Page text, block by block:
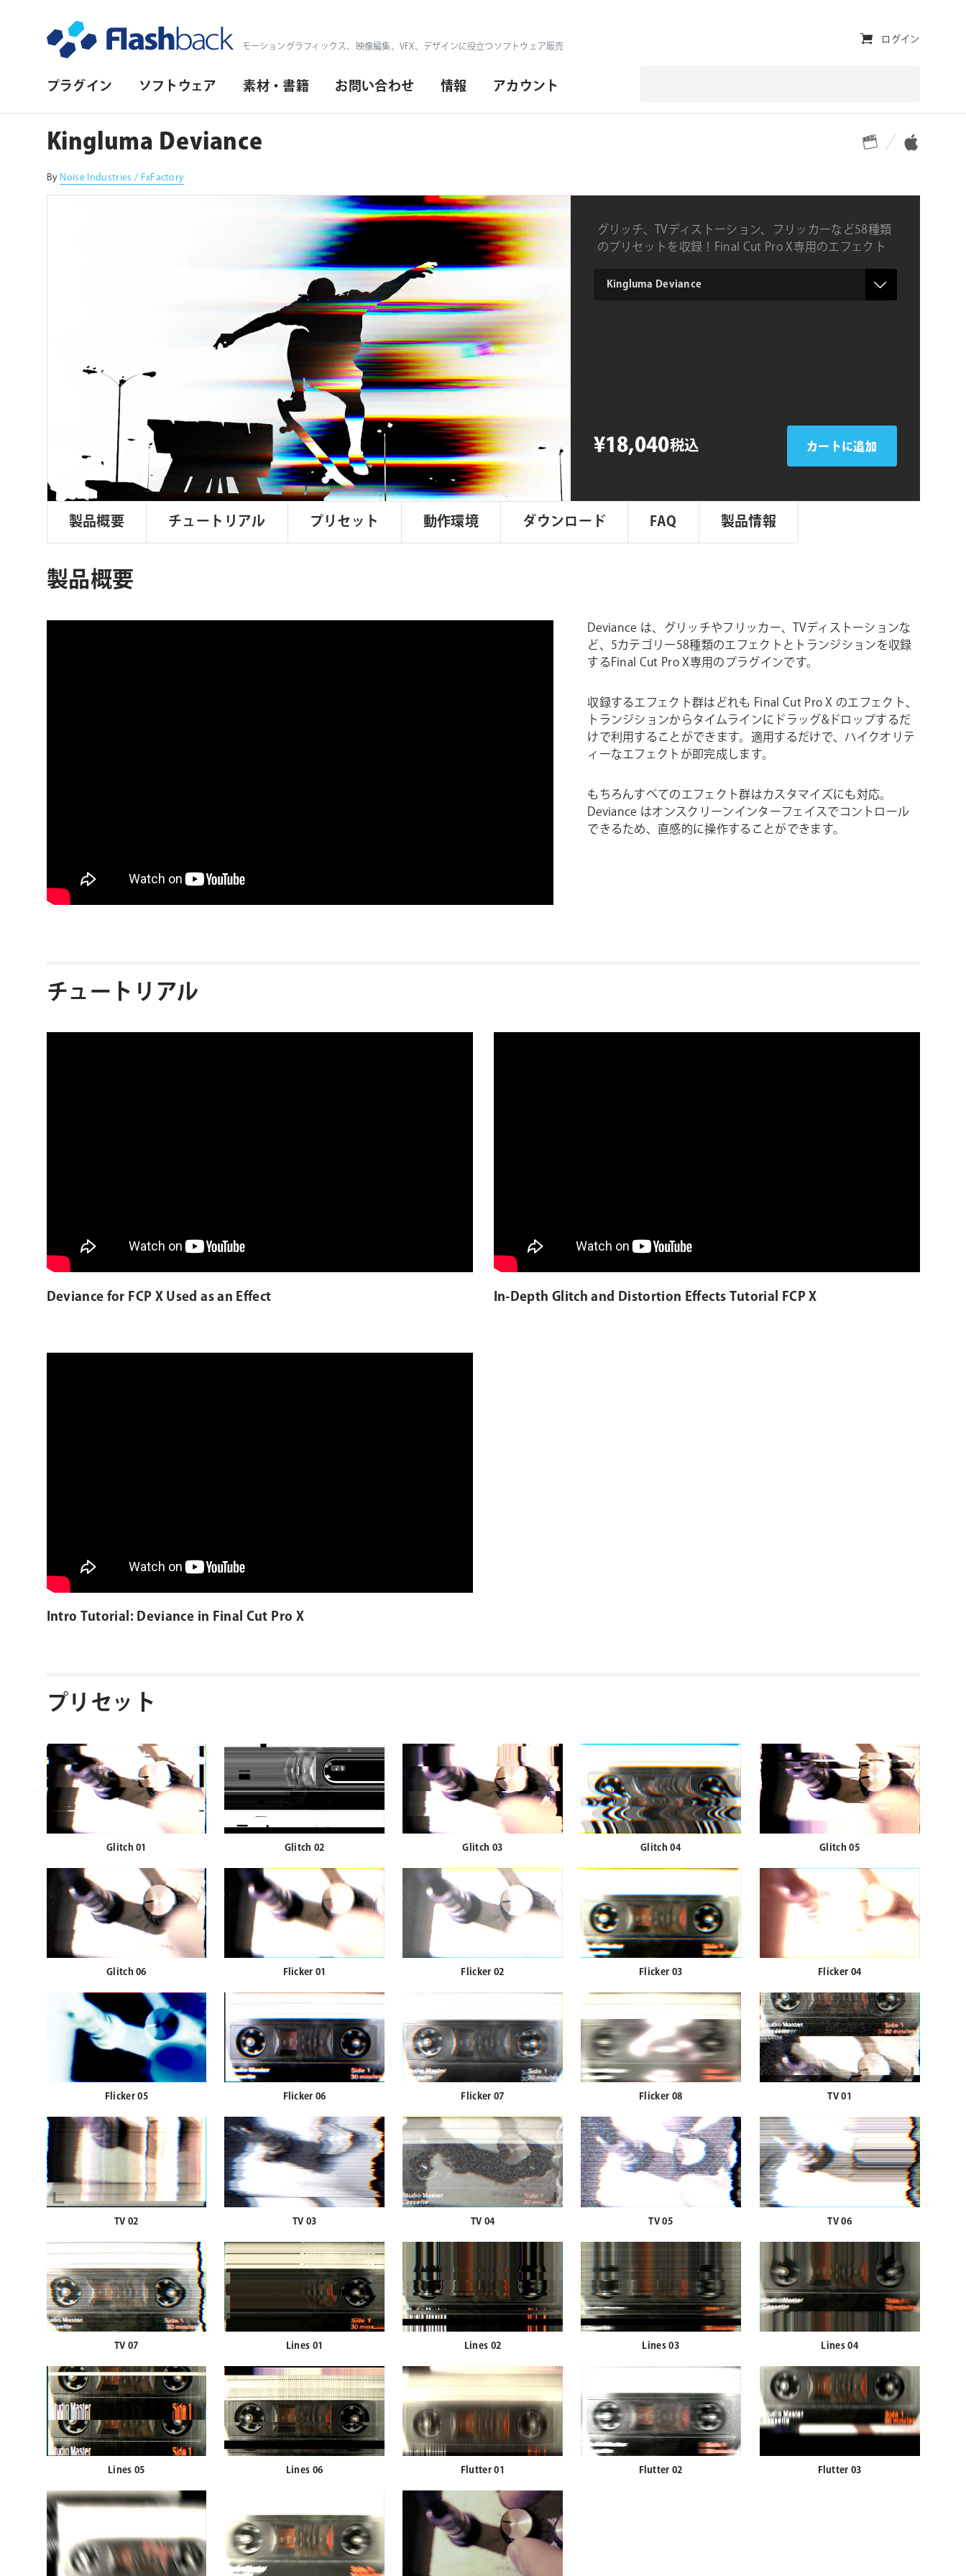
モーショングラフィックス、映像編集、VFX、デザインに役立つソフトウェア販売
プ
イ
マ
リ・
プラグイン ソフトウェア 素材・書籍 お問い合わせ 情報 アカウント
ユ
ィ
リ
ィ・
ナ
ビ
ゲ
ー
ログイン
Kingluma Deviance 対応プラットフォーム 対応OS
By Noise Industries / FxFactory
グリッチ、TVディストーション、フリッカーなど58種類
のプリセットを収録！Final Cut Pro X専用のエフェクト
product
¥18,040税込 カートに追加
製品概要 チュートリアル プリセット 動作環境 ダウンロード FAQ 製品情報
製品概要
Deviance は、グリッチやフリッカー、TVディストーションな
ど、5カテゴリー58種類のエフェクトとトランジションを収録
するFinal Cut Pro X専用のプラグインです。
収録するエフェクト群はどれも Final Cut Pro X のエフェクト、
トランジションからタイムラインにドラッグ&ドロップするだ
けで利用することができます。適用するだけで、ハイクオリテ
ィーなエフェクトが即完成します。
もちろんすべてのエフェクト群はカスタマイズにも対応。
Deviance はオンスクリーンインターフェイスでコントロール
できるため、直感的に操作することができます。
チュートリアル
Deviance for FCP X Used as an Effect In-Depth Glitch and Distortion Effects Tutorial FCP X
Intro Tutorial: Deviance in Final Cut Pro X
プリセット
Glitch 01 Glitch 02 Glitch 03 Glitch 04 Glitch 05
Glitch 06 Flicker 01 Flicker 02 Flicker 03 Flicker 04
Flicker 05 Flicker 06 Flicker 07 Flicker 08 TV 01
TV 02 TV 03 TV 04 TV 05 TV 06
TV 07 Lines 01 Lines 02 Lines 03 Lines 04
Lines 05 Lines 06 Flutter 01 Flutter 02 Flutter 03